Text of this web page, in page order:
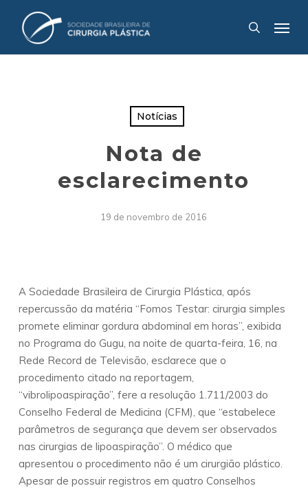
search
Notícias
Nota de
esclarecimento
19 de novembro de 2016
A Sociedade Brasileira de Cirurgia Plástica, após
repercussão da matéria “Fomos Testar: cirurgia simples
promete eliminar gordura abdominal em horas”, exibida
no Programa do Gugu, na noite de quarta-feira, 16, na
Rede Record de Televisão, esclarece que o
procedimento citado na reportagem,
“vibrolipoaspiração”, fere a resolução 1.711/2003 do
Conselho Federal de Medicina (CFM), que “estabelece
parâmetros de segurança que devem ser observados
nas cirurgias de lipoaspiração”. O médico que
apresentou o procedimento não é um cirurgião plástico.
Apesar de possuir registros em quatro Conselhos